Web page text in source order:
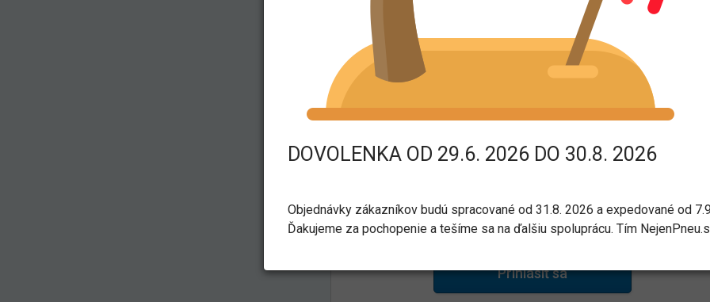
Prihlásenie
Pre nakupovanie v našom e-shope nie je potrebné mať účet. Ak
Prihlásiť sa
DOVOLENKA OD 29.6. 2026 DO 30.8. 2026
Objednávky zákazníkov budú spracované od 31.8. 2026 a expedované od
Ďakujeme za pochopenie a tešíme sa na ďalšiu spoluprácu. Tím